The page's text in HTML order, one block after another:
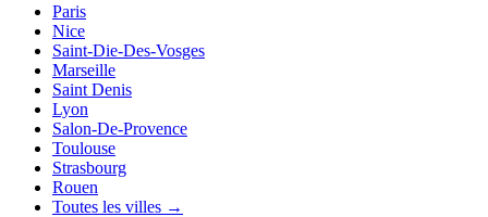
Paris
Nice
Saint-Die-Des-Vosges
Marseille
Saint Denis
Lyon
Salon-De-Provence
Toulouse
Strasbourg
Rouen
Toutes les villes →